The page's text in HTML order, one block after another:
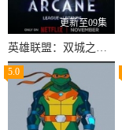
更新至09集
5.0